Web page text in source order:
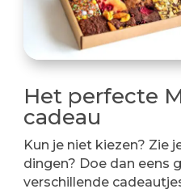
Het perfecte
cadeau
Kun je niet kiezen? Zie
dingen? Doe dan eens
verschillende